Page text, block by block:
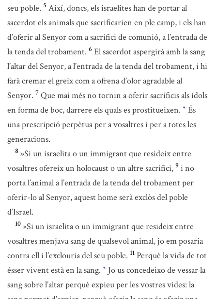
seu poble. 5 Així, doncs, els israelites han de portar al
sacerdot els animals que sacrificarien en ple camp, i els han
d’oferir al Senyor com a sacrifici de comunió, a l’entrada de
la tenda del trobament. 6 El sacerdot aspergirà amb la sang
l’altar del Senyor, a l’entrada de la tenda del trobament, i hi
farà cremar el greix com a ofrena d’olor agradable al
Senyor. 7 Que mai més no tornin a oferir sacrificis als ídols
en forma de boc, darrere els quals es prostitueixen. * És
una prescripció perpètua per a vosaltres i per a totes les
generacions.
8 »Si un israelita o un immigrant que resideix entre
vosaltres ofereix un holocaust o un altre sacrifici, 9 i no
porta l’animal a l’entrada de la tenda del trobament per
oferir-lo al Senyor, aquest home serà exclòs del poble
d’Israel.
10 »Si un israelita o un immigrant que resideix entre
vosaltres menjava sang de qualsevol animal, jo em posaria
contra ell i l’exclouria del seu poble. 11 Perquè la vida de tot
ésser vivent està en la sang. * Jo us concedeixo de vessar la
sang sobre l’altar perquè expieu per les vostres vides: la